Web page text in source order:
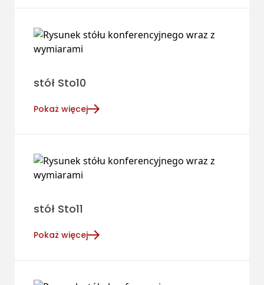
stół Sto10
Pokaż więcej
stół Sto11
Pokaż więcej